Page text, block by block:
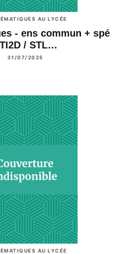
AU LYCÉE
- ens commun + spé
/ STL…
31/07/2025
AU LYCÉE